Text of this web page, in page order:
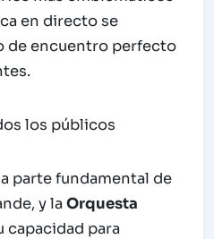
en directo se
de encuentro perfecto
los públicos
parte fundamental de
y la Orquesta
capacidad para